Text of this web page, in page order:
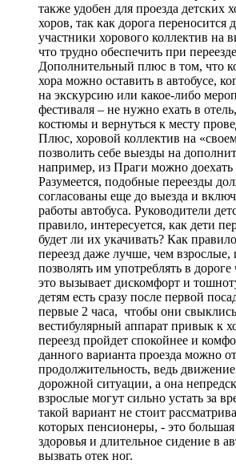
также удобен для проезда детских
хоров, так как дорога переносится
участники хорового коллектив на
что трудно обеспечить при
Дополнительный плюс в том, что
хора можно оставить в автобусе,
на экскурсию или какое-либо
фестиваля – не нужно ехать в
костюмы и вернуться к месту
Плюс, хоровой коллектив на
позволить себе выезды на
например, из Праги можно доехать
Разумеется, подобные переезды
согласованы еще до выезда и
работы автобуса. Руководители
правило, интересуется, как дети
будет ли их укачивать? Как
переезд даже лучше, чем взрослые,
позволять им употреблять в
это вызывает дискомфорт и
детям есть сразу после первой
первые 2 часа, чтобы они
вестибулярный аппарат привык к
переезд пройдет спокойнее и
данного варианта проезда можно
продолжительность, ведь движение
дорожной ситуации, а она
взрослые могут сильно устать за
такой вариант не стоит
которых пенсионеры, - это большая
здоровья и длительное сидение в
вызвать отек ног.